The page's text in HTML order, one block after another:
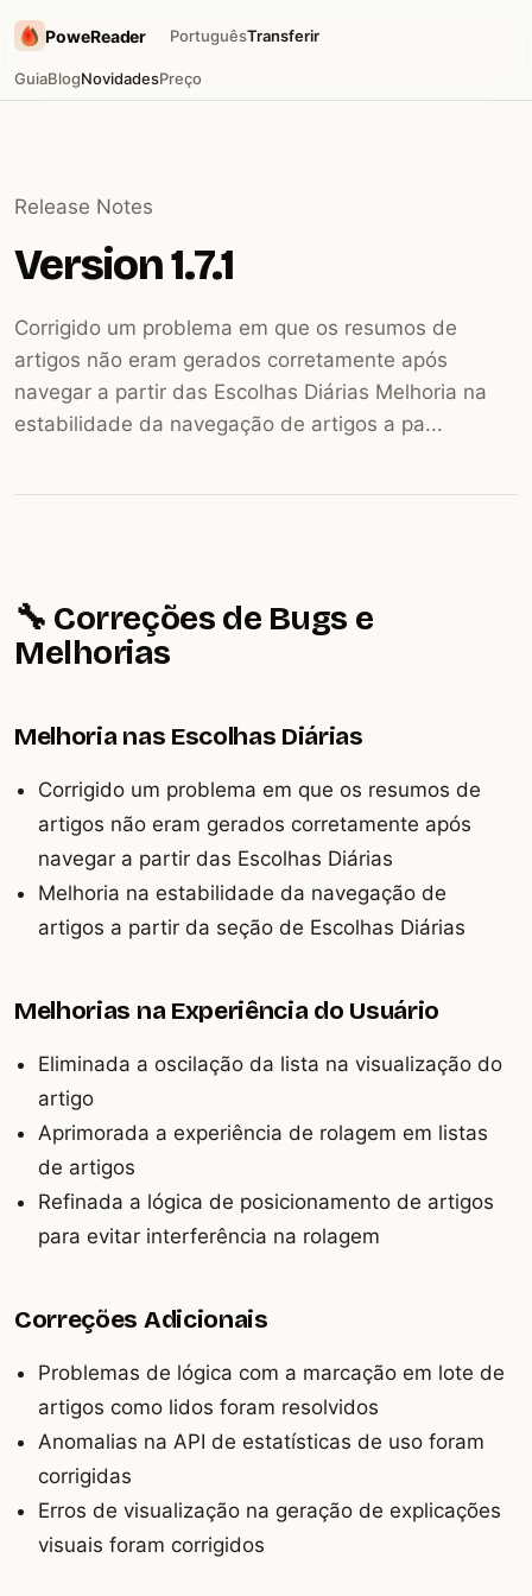
PoweReader
GuiaBlogNovidadesPreço
PortuguêsTransferir
Release Notes
Version 1.7.1
Corrigido um problema em que os resumos de
artigos não eram gerados corretamente após
navegar a partir das Escolhas Diárias Melhoria na
estabilidade da navegação de artigos a pa...
🔧 Correções de Bugs e
Melhorias
Melhoria nas Escolhas Diárias
Corrigido um problema em que os resumos de
artigos não eram gerados corretamente após
navegar a partir das Escolhas Diárias
Melhoria na estabilidade da navegação de
artigos a partir da seção de Escolhas Diárias
Melhorias na Experiência do Usuário
Eliminada a oscilação da lista na visualização do
artigo
Aprimorada a experiência de rolagem em listas
de artigos
Refinada a lógica de posicionamento de artigos
para evitar interferência na rolagem
Correções Adicionais
Problemas de lógica com a marcação em lote de
artigos como lidos foram resolvidos
Anomalias na API de estatísticas de uso foram
corrigidas
Erros de visualização na geração de explicações
visuais foram corrigidos